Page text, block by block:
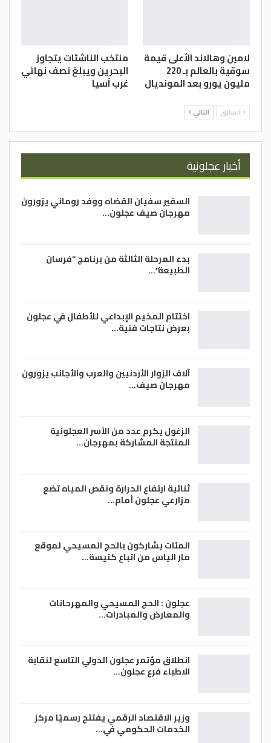
لامين وهالاند الأعلى قيمة
سوقية بالعالم بـ 220
مليون يورو بعد المونديال
منتخب الناشئات يتجاوز
البحرين ويبلغ نصف نهائي
غرب آسيا
السابق التالي
أخبار عجلونية
السفير سفيان القضاه ووفد روماني يزورون
مهرجان صيف عجلون…
بدء المرحلة الثالثة من برنامج “فرسان
الطبيعة”…
اختتام المخيم الإبداعي للأطفال في عجلون
بعرض نتاجات فنية…
آلاف الزوار الأردنيين والعرب والأجانب يزورون
مهرجان صيف…
الزغول يكرم عدد من الأسر العجلونية
المنتجة المشاركة بمهرجان…
ثنائية ارتفاع الحرارة ونقص المياه تضع
مزارعي عجلون أمام…
المئات يشاركون بالحج المسيحي لموقع
مار الياس من اتباع كنيسة…
عجلون : الحج المسيحي والمهرحانات
والمعارض والمبادرات…
انطلاق مؤتمر عجلون الدولي التاسع لنقابة
الاطباء فرع عجلون…
وزير الاقتصاد الرقمي يفتتح رسميًا مركز
الخدمات الحكومي في…